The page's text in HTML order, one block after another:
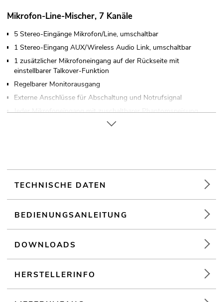
Mikrofon-Line-Mischer, 7 Kanäle
5 Stereo-Eingänge Mikrofon/Line, umschaltbar
1 Stereo-Eingang AUX/Wireless Audio Link, umschaltbar
1 zusätzlicher Mikrofoneingang auf der Rückseite mit
einstellbarer Talkover-Funktion
Regelbarer Monitorausgang
Externe Anschlüsse für Abschaltung und Notrufsignal
Jeder Mikrofoneingang mit zuschaltbarer Phantomspeisung
unter "Downloads" im Datenblatt
TECHNISCHE DATEN
BEDIENUNGSANLEITUNG
DOWNLOADS
HERSTELLERINFO